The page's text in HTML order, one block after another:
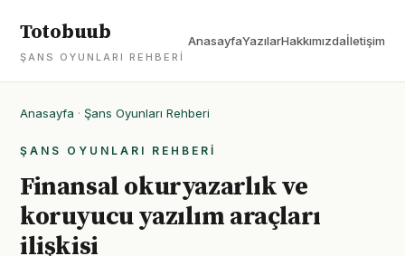
Totobuub
ŞANS OYUNLARI REHBERI
AnasayfaYazılarHakkımızdaİletişim
Anasayfa · Şans Oyunları Rehberi
ŞANS OYUNLARI REHBERI
Finansal okuryazarlık ve
koruyucu yazılım araçları
ilişkisi